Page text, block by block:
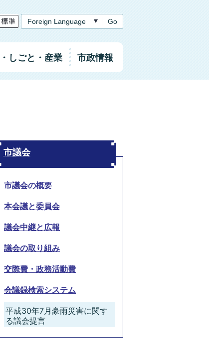
Go
・しごと ・産業 市政情報
市議会
市議会の概要
本会議と委員会
議会中継と広報
議会の取り組み
交際費・政務活動費
会議録検索システム
平成30年7月豪雨災害に関す
る議会提言